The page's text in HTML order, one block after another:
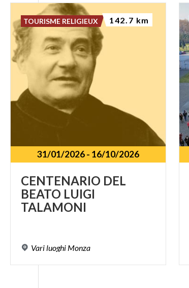
31/01/2026- 16/10/2026
CENTENARIO DEL
BEATO LUIGI
TALAMONI
Variluoghi Monza
TOURISME RELIGIEUX 142.7 km